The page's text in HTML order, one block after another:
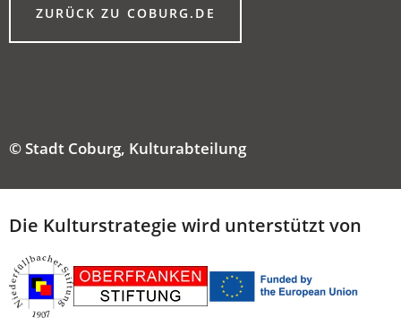
ZURÜCK ZU COBURG.DE
(ÖFFNET
EINEM
© Stadt Coburg, Kulturabteilung
Die Kulturstrategie wird unterstützt von